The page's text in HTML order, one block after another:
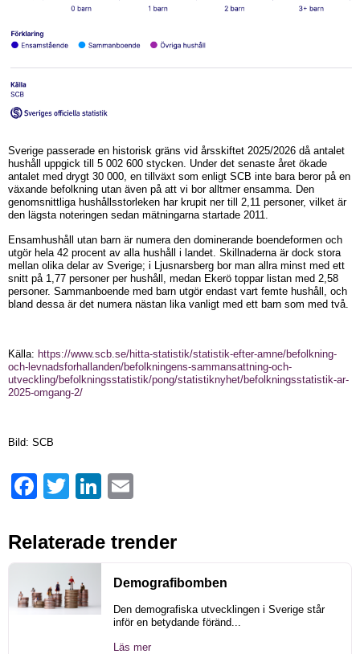
Sverige passerade en historisk gräns vid årsskiftet 2025/2026 då antalet
hushåll uppgick till 5 002 600 stycken. Under det senaste året ökade
antalet med drygt 30 000, en tillväxt som enligt SCB inte bara beror på en
växande befolkning utan även på att vi bor alltmer ensamma. Den
genomsnittliga hushållsstorleken har krupit ner till 2,11 personer, vilket är
den lägsta noteringen sedan mätningarna startade 2011.
Ensamhushåll utan barn är numera den dominerande boendeformen och
utgör hela 42 procent av alla hushåll i landet. Skillnaderna är dock stora
mellan olika delar av Sverige; i Ljusnarsberg bor man allra minst med ett
snitt på 1,77 personer per hushåll, medan Ekerö toppar listan med 2,58
personer. Sammanboende med barn utgör endast vart femte hushåll, och
bland dessa är det numera nästan lika vanligt med ett barn som med två.
Källa: https://www.scb.se/hitta-statistik/statistik-efter-amne/befolkning-
och-levnadsforhallanden/befolkningens-sammansattning-och-
utveckling/befolkningsstatistik/pong/statistiknyhet/befolkningsstatistik-ar-
2025-omgang-2/
Bild: SCB
FacebookTwitter LinkedIn
Relaterade trender
Demografibomben
Den demografiska utvecklingen i Sverige står
inför en betydande föränd...
Läs mer